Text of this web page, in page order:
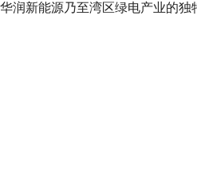
新能源乃至湾区绿电产业的独